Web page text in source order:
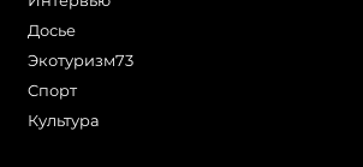
Досье
Экотуризм73
Cпорт
Культура